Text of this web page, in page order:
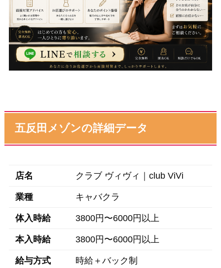
五反田メゾンの詳細データ
店名 クラブ ヴィヴィ｜club ViVi
業種 キャバクラ
体入時給 3800円〜6000円以上
本入時給 3800円〜6000円以上
給与方式 時給＋バック制